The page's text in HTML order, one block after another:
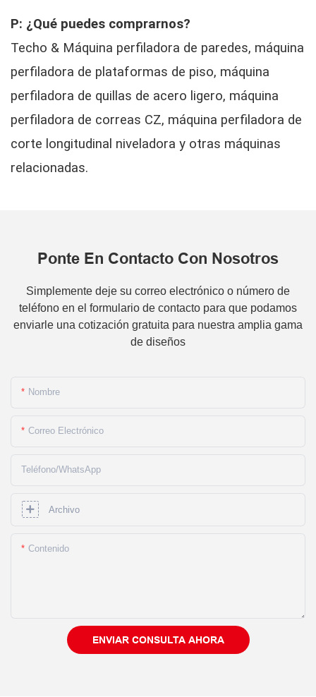
P: ¿Qué puedes comprarnos?
Techo & Máquina perfiladora de paredes, máquina
perfiladora de plataformas de piso, máquina
perfiladora de quillas de acero ligero, máquina
perfiladora de correas CZ, máquina perfiladora de
corte longitudinal niveladora y otras máquinas
relacionadas.
Ponte En Contacto Con Nosotros
Simplemente deje su correo electrónico o número de
teléfono en el formulario de contacto para que podamos
enviarle una cotización gratuita para nuestra amplia gama
de diseños
Nombre
Correo Electrónico
Teléfono/WhatsApp
Archivo
Contenido
ENVIAR CONSULTA AHORA